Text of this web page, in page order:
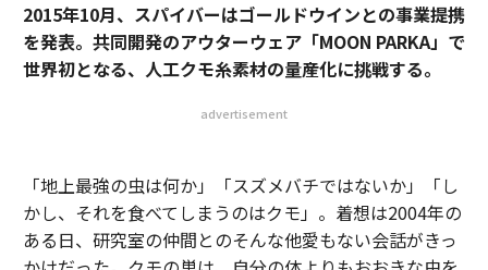
2015年10月、スパイバーはゴールドウインとの事業提携
を発表。共同開発のアウターウェア「MOON PARKA」で
世界初となる、人工クモ糸素材の量産化に挑戦する。
advertisement
「地上最強の虫は何か」「スズメバチではないか」「し
かし、それを食べてしまうのはクモ」。着想は2004年の
ある日、研究室の仲間とのそんな他愛もない会話がきっ